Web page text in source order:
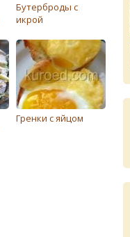
Бутерброды с
икрой
Гренки с яйцом